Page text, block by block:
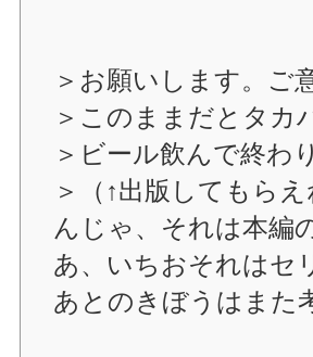
＞お願いします。ご
＞このままだとタカ
＞ビール飲んで終わ
＞（↑出版してもら
んじゃ、それは本編
あ、いちおそれはセ
あとのきぼうはまた